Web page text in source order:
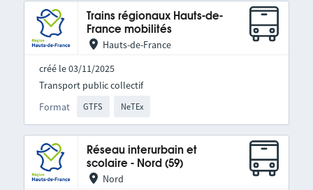
Trains régionaux Hauts-de-
France mobilités
Hauts-de-France
créé le 03/11/2025
Format GTFS NeTEx
Transport public collectif
Réseau interurbain et
scolaire - Nord (59)
Nord